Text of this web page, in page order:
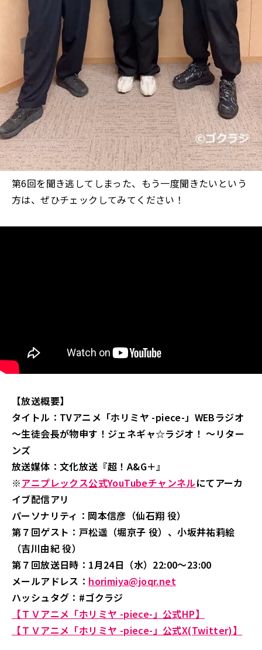
第6回を聞き逃してしまった、もう一度聞きたいという
方は、ぜひチェックしてみてください！
【放送概要】
タイトル：TVアニメ「ホリミヤ -piece-」WEBラジオ
～生徒会長が物申す！ジェネギャ☆ラジオ！ ～リター
ンズ
放送媒体：文化放送『超！A&G＋』
※アニプレックス公式YouTubeチャンネルにてアーカ
イブ配信アリ
パーソナリティ：岡本信彦（仙石翔 役）
第７回ゲスト：戸松遥（堀京子 役）、小坂井祐莉絵
（吉川由紀 役）
第７回放送日時：1月24日（水）22:00～23:00
メールアドレス： horimiya@joqr.net
ハッシュタグ：#ゴクラジ
【ＴＶアニメ「ホリミヤ -piece-」公式HP】
【ＴＶアニメ「ホリミヤ -piece-」公式X(Twitter)】